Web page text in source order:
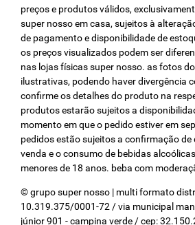
preços e produtos válidos,
super nosso em casa, sujeitos à
de pagamento e disponibilidade de
os preços visualizados podem ser
nas lojas físicas super nosso. as fotos
ilustrativas, podendo haver divergência
confirme os detalhes do produto na
produtos estarão sujeitos a
momento em que o pedido estiver em
pedidos estão sujeitos a confirmação
venda e o consumo de bebidas
menores de 18 anos. beba com
© grupo super nosso | multi formato
10.319.375/0001-72 / via municipal
júnior 901 - campina verde / cep: